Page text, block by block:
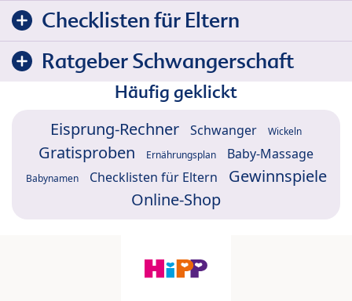
Checklisten für Eltern
Ratgeber Schwangerschaft
Häufig geklickt
Eisprung-Rechner Schwanger Wickeln
Gratisproben Ernährungsplan Baby-Massage
Babynamen Checklisten für Eltern
Gewinnspiele
Online-Shop